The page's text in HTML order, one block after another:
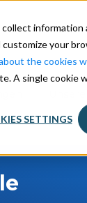
your
the cookies
A single cookie
SETTINGS